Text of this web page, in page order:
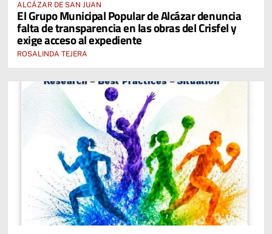
ALCÁZAR DE SAN JUAN
El Grupo Municipal Popular de Alcázar denuncia
falta de transparencia en las obras del Crisfel y
exige acceso al expediente
ROSALINDA TEJERA